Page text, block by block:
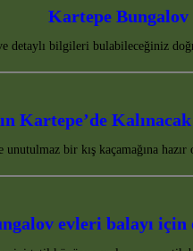
Kartepe
detaylı bilgileri bulabileceğiniz
Kartepe’de
unutulmaz bir kış kaçamağına
evleri balayı